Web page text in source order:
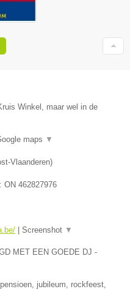
Winkel, maar wel in de
maps ▼
Vlaanderen)
ON 462827976
Screenshot ▼
MET EEN GOEDE DJ -
jubileum, rockfeest,